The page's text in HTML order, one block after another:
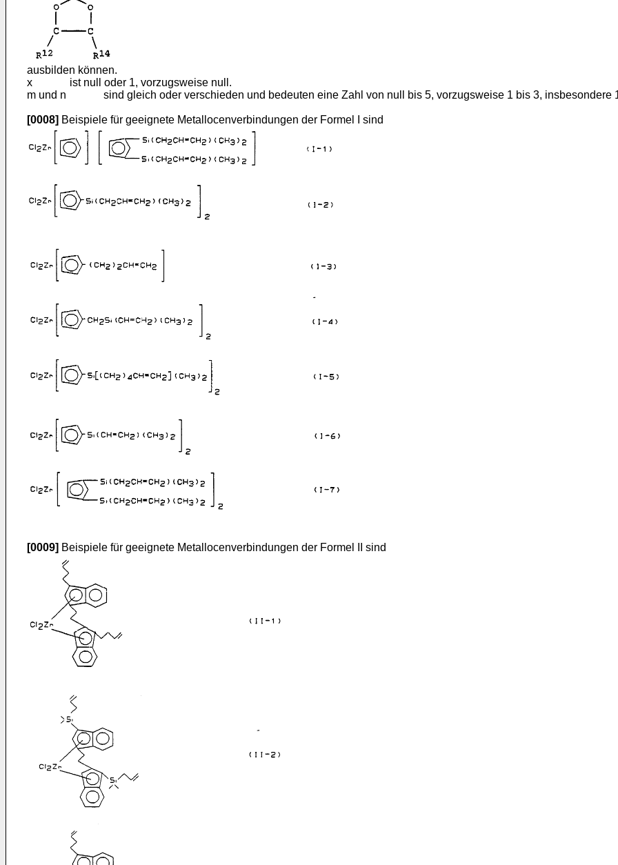
ausbilden können.
x ist null oder 1, vorzugsweise null.
m und n sind gleich oder verschieden und bedeuten eine Zahl von null bis 5, vorzugsweise 1 bis 3, insbesondere
[0008] Beispiele für geeignete Metallocenverbindungen der Formel I sind
[0009] Beispiele für geeignete Metallocenverbindungen der Formel II sind